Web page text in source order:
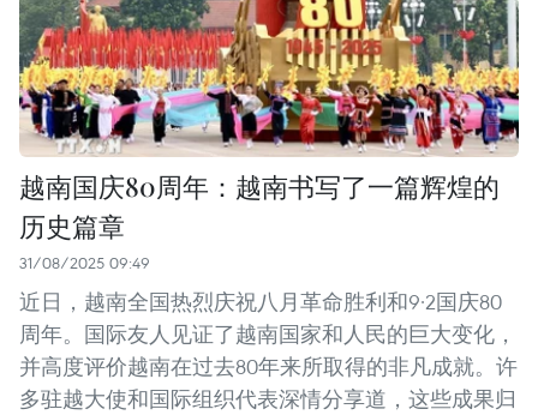
越南国庆80周年：越南书写了一篇辉煌的
历史篇章
31/08/2025 09:49
近日，越南全国热烈庆祝八月革命胜利和9·2国庆80
周年。国际友人见证了越南国家和人民的巨大变化，
并高度评价越南在过去80年来所取得的非凡成就。许
多驻越大使和国际组织代表深情分享道，这些成果归